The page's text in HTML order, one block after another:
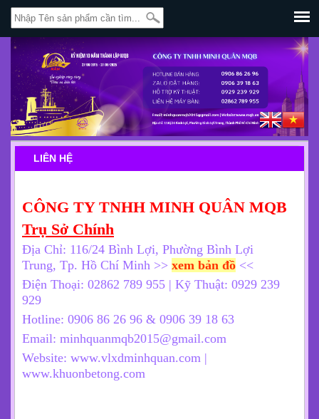
LIÊN HỆ
CÔNG TY TNHH MINH QUÂN MQB
Trụ Sở Chính
Địa Chỉ: 116/24 Bình Lợi, Phường Bình Lợi
Trung, Tp. Hồ Chí Minh >> xem bản đồ <<
Điện Thoại: 02862 789 955 | Kỹ Thuật: 0929 239
929
Hotline: 0906 86 26 96 & 0906 39 18 63
Email: minhquanmqb2015@gmail.com
Website: www.vlxdminhquan.com |
www.khuonbetong.com